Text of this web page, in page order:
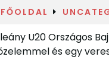
FŐOLDAL
U20 Országos
és egy